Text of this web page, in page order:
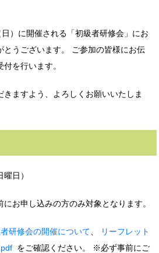
）に開催される「初級者研修会」にお
とうございます。 ご参加の皆様にお伝
を行います。
ますよう、よろしくお願いいたしま
日）
お申し込みの方のみ対象となります。
研修会の開催について
リーフレット
をご確認ください。 ※必ず事前にご